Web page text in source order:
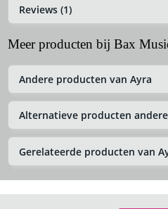
Reviews (1)
Meer producten bij Bax
Andere producten van Ayra
Alternatieve producten
Gerelateerde producten van